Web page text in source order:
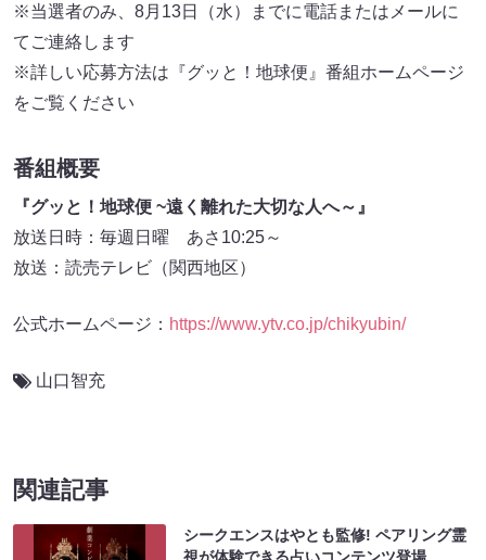
※当選者のみ、8月13日（水）までに電話またはメールに
てご連絡します
※詳しい応募方法は『グッと！地球便』番組ホームページ
をご覧ください
番組概要
『グッと！地球便 ~遠く離れた大切な人へ～』
放送日時：毎週日曜 あさ10:25～
放送：読売テレビ（関西地区）
公式ホームページ： https://www.ytv.co.jp/chikyubin/
山口智充
関連記事
シークエンスはやとも監修! ペアリング霊